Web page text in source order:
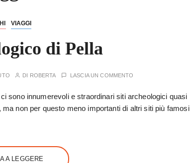
VIAGGI
di Pella
DI ROBERTA LASCIA UN COMMENTO
sono innumerevoli e straordinari siti archeologici quasi
non per questo meno importanti di altri siti più famosi
A LEGGERE